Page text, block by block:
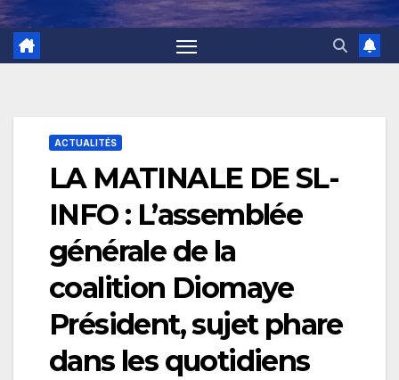
ACTUALITÉS
LA MATINALE DE SL-
INFO : L’assemblée
générale de la
coalition Diomaye
Président, sujet phare
dans les quotidiens